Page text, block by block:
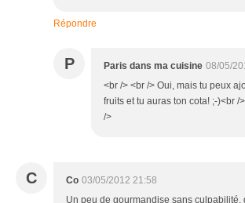
Répondre
P Paris dans ma cuisine 08/05/
<br /> <br /> Oui, mais tu peux
fruits et tu auras ton cota! ;-)<br /
/>
C Co 03/05/2012 21:58
Un peu de gourmandise sans culpabilité,